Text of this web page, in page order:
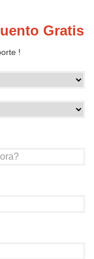
Gratis
!